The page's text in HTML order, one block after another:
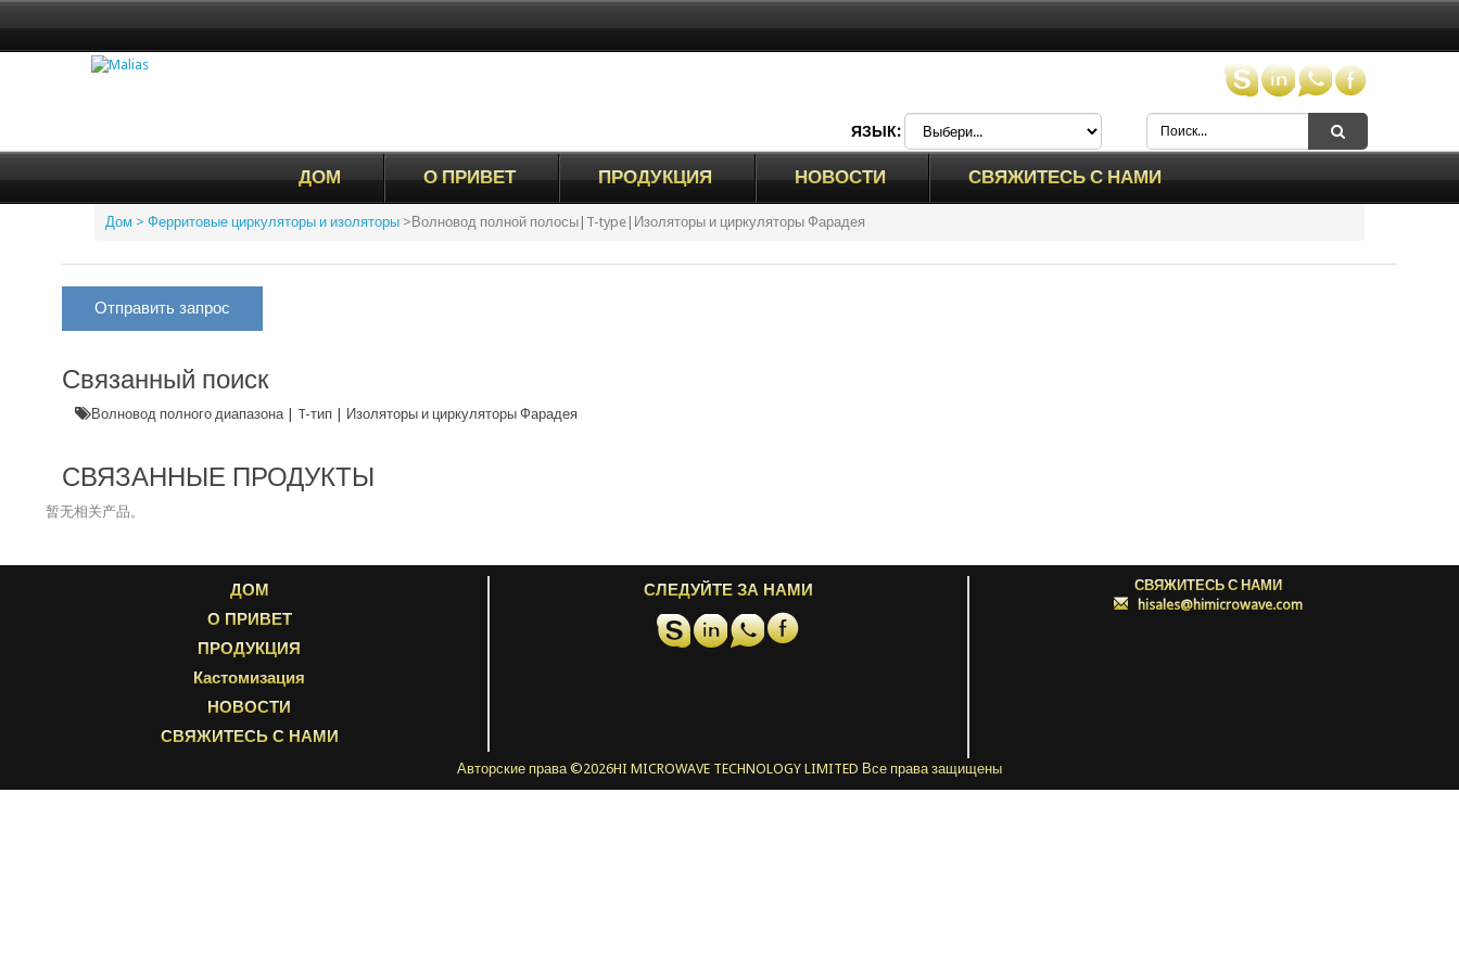
ЯЗЫК:
ДОМ О ПРИВЕТ ПРОДУКЦИЯ НОВОСТИ СВЯЖИТЕСЬ С НАМИ
Дом > Ферритовые циркуляторы и изоляторы > Волновод полной полосы|T-type|Изоляторы и циркуляторы Фарадея
Отправить запрос
Связанный поиск
Волновод полного диапазона | T-тип | Изоляторы и циркуляторы Фарадея
СВЯЗАННЫЕ ПРОДУКТЫ
暂无相关产品。
ДОМ
О ПРИВЕТ
ПРОДУКЦИЯ
Кастомизация
НОВОСТИ
СВЯЖИТЕСЬ С НАМИ
СЛЕДУЙТЕ ЗА НАМИ
СВЯЖИТЕСЬ С НАМИ
:hisales@himicrowave.com
Авторские права ©2026HI MICROWAVE TECHNOLOGY LIMITED Все права защищены